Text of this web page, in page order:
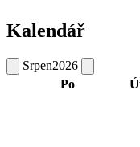
Kalendář
Srpen2026
Po